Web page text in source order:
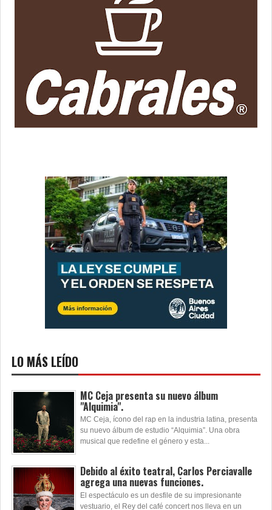
LO MÁS LEÍDO
MC Ceja presenta su nuevo álbum
"Alquimia".
MC Ceja, ícono del rap en la industria latina, presenta
su nuevo álbum de estudio “Alquimia”. Una obra
musical que redefine el género y esta...
Debido al éxito teatral, Carlos Perciavalle
agrega una nuevas funciones.
El espectáculo es un desfile de su impresionante
vestuario, el Rey del café concert nos lleva en un